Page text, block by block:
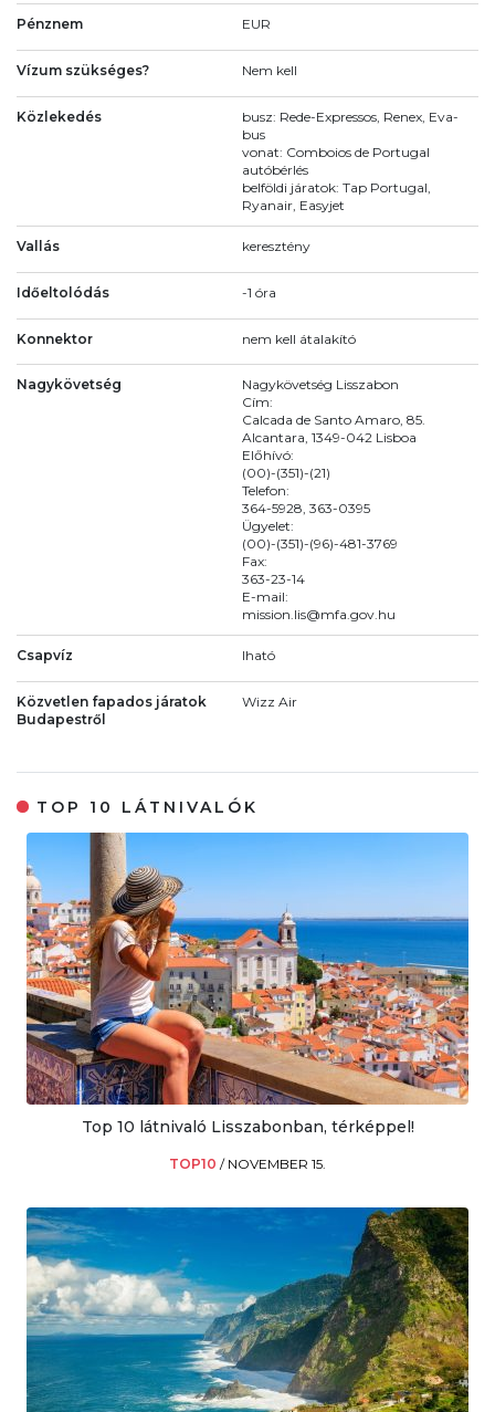
Pénznem EUR
Vízum szükséges? Nem kell
Közlekedés
busz: Rede-Expressos, Renex, Eva-
bus
vonat: Comboios de Portugal
autóbérlés
belföldi járatok: Tap Portugal,
Ryanair, Easyjet
Vallás keresztény
Időeltolódás -1 óra
Konnektor nem kell átalakító
Nagykövetség
Nagykövetség Lisszabon
Cím:
Calcada de Santo Amaro, 85.
Alcantara, 1349-042 Lisboa
Előhívó:
(00)-(351)-(21)
Telefon:
364-5928, 363-0395
Ügyelet:
(00)-(351)-(96)-481-3769
Fax:
363-23-14
E-mail:
mission.lis@mfa.gov.hu
Csapvíz Iható
Közvetlen fapados járatok
Budapestről
Wizz Air
TOP 10 LÁTNIVALÓK
Top 10 látnivaló Lisszabonban, térképpel!
TOP10 / NOVEMBER 15.